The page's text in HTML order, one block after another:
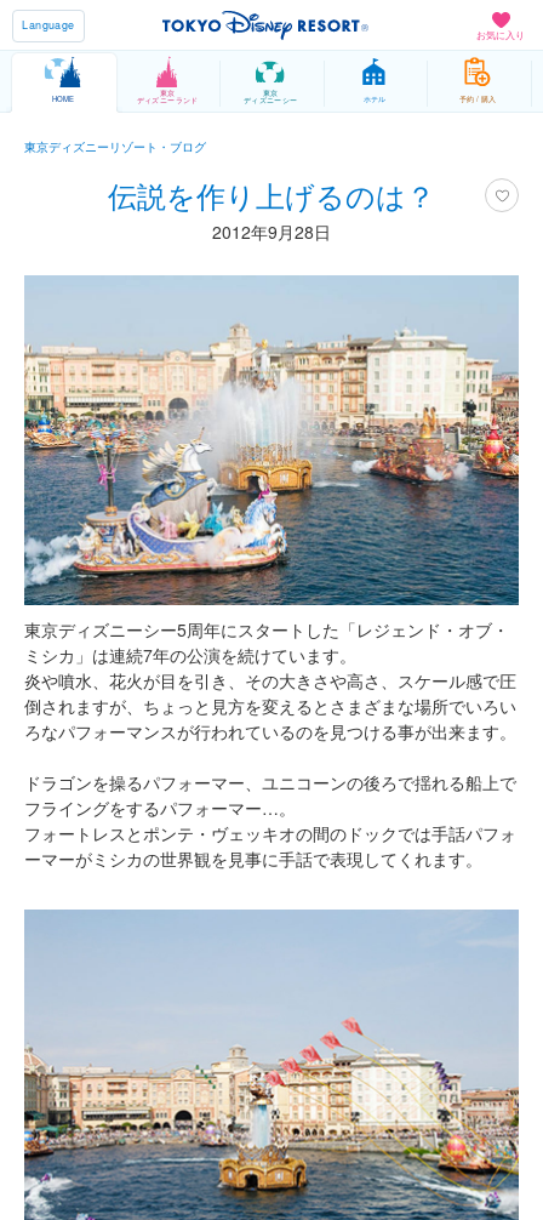
お気に入り
Language
HOME
東京
ディズニーランド
東京
ディズニーシー ホテル 予約 / 購入
東京ディズニーリゾート・ブログ
伝説を作り上げるのは？
2012年9月28日
東京ディズニーシー5周年にスタートした「レジェンド・オブ・
ミシカ」は連続7年の公演を続けています。
炎や噴水、花火が目を引き、その大きさや高さ、スケール感で圧
倒されますが、ちょっと見方を変えるとさまざまな場所でいろい
ろなパフォーマンスが行われているのを見つける事が出来ます。
ドラゴンを操るパフォーマー、ユニコーンの後ろで揺れる船上で
フライングをするパフォーマー…。
フォートレスとポンテ・ヴェッキオの間のドックでは手話パフォ
ーマーがミシカの世界観を見事に手話で表現してくれます。